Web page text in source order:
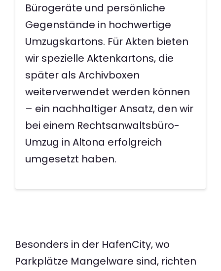
Bürogeräte und persönliche
Gegenstände in hochwertige
Umzugskartons. Für Akten bieten
wir spezielle Aktenkartons, die
später als Archivboxen
weiterverwendet werden können
– ein nachhaltiger Ansatz, den wir
bei einem Rechtsanwaltsbüro-
Umzug in Altona erfolgreich
umgesetzt haben.
Besonders in der HafenCity, wo
Parkplätze Mangelware sind, richten